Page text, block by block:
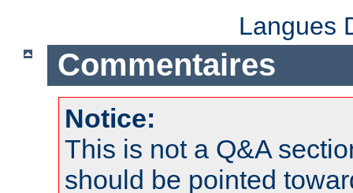
Langues
Commentaires
Notice:
This is not a Q&A
should be pointed